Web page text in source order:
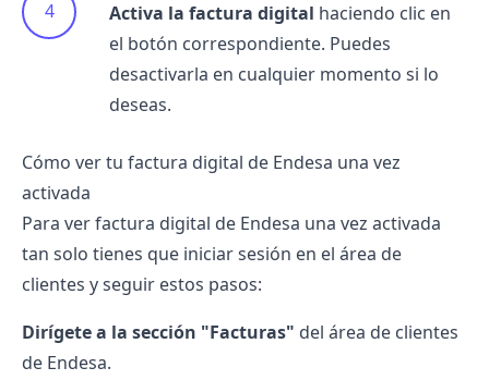
Activa la factura digital haciendo clic en
el botón correspondiente. Puedes
desactivarla en cualquier momento si lo
deseas.
Cómo ver tu factura digital de Endesa una vez
activada
Para ver factura digital de Endesa una vez activada
tan solo tienes que iniciar sesión en el área de
clientes y seguir estos pasos:
Dirígete a la sección "Facturas" del área de clientes
de Endesa.